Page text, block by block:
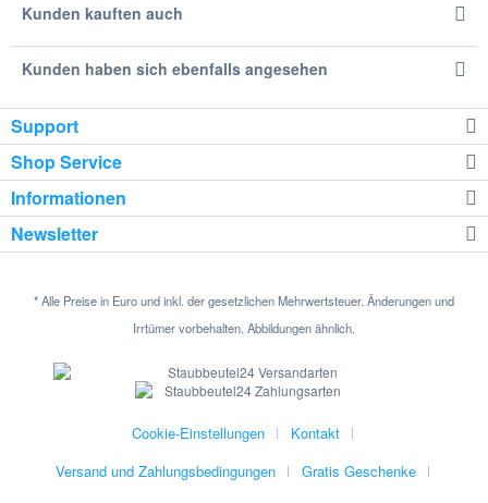
Kunden kauften auch
Kunden haben sich ebenfalls angesehen
Support
Shop Service
Informationen
Newsletter
* Alle Preise in Euro und inkl. der gesetzlichen Mehrwertsteuer. Änderungen und
Irrtümer vorbehalten. Abbildungen ähnlich.
Cookie-Einstellungen
Kontakt
Versand und Zahlungsbedingungen
Gratis Geschenke